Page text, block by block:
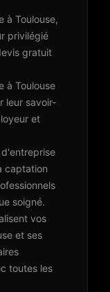
à Toulouse,
privilégié
gratuit
à Toulouse
leur savoir-
et
d'entreprise
captation
soigné.
vos
et ses
toutes les